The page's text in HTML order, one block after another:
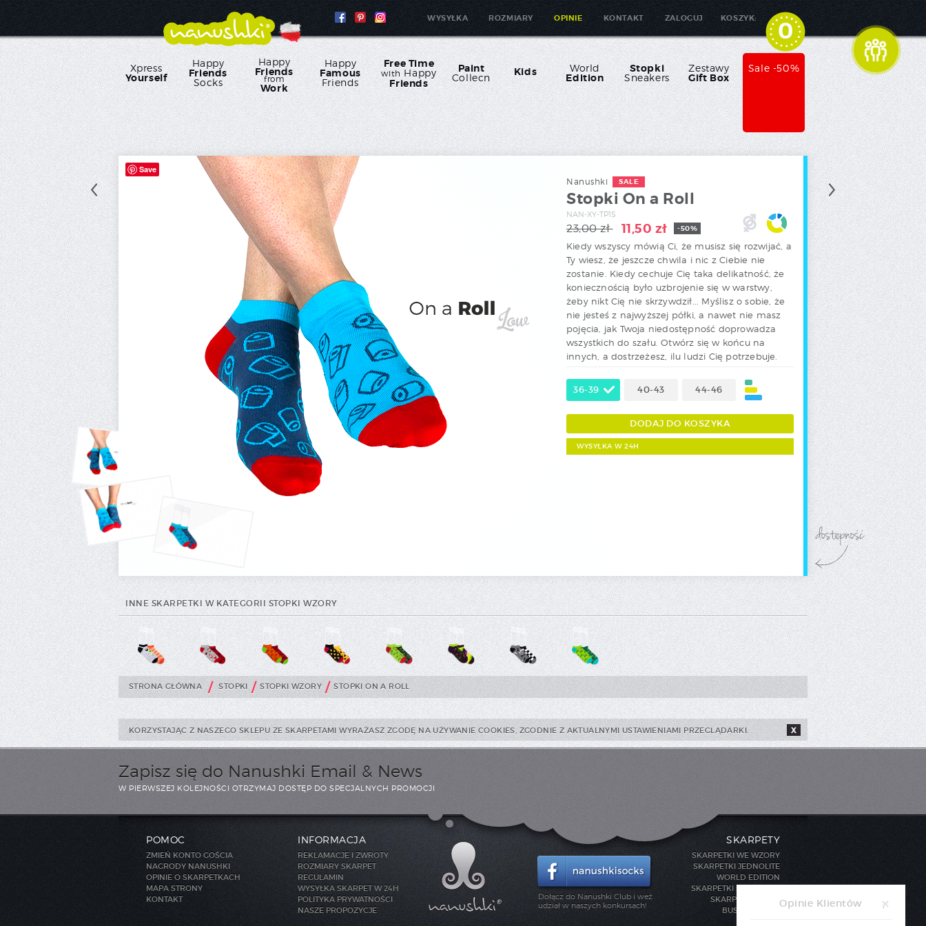
KOSZYK: 0
WYSYŁKA ROZMIARY OPINIE KONTAKT ZALOGUJ
Xpress
Yourself
Happy
Friends
Socks
Happy
Friends
from
Work
Happy
Famous
Friends
Free Time
withHappy
Friends
Paint
Collecn Kids World
Edition
Stopki
Sneakers
Zestawy
Gift Box
Sale -50%
Save
Nanushki
SALE
Stopki On a Roll
NAN-XY-TP1S
23,00 zł 11,50 zł -50%
Kiedy wszyscy mówią Ci, że musisz się rozwijać, a
Ty wiesz, że jeszcze chwila i nic z Ciebie nie
zostanie. Kiedy cechuje Cię taka delikatność, że
koniecznością było uzbrojenie się w warstwy,
żeby nikt Cię nie skrzywdził... Myślisz o sobie, że
nie jesteś z najwyższej półki, a nawet nie masz
pojęcia, jak Twoja niedostępność doprowadza
wszystkich do szału. Otwórz się w końcu na
innych, a dostrzeżesz, ilu ludzi Cię potrzebuje.
36-39 40-43 44-46
WYSYŁKA W 24H
Brak nagrody za ten
produkt, ponieważ jest on
już w promocji.
INNE SKARPETKI W KATEGORII STOPKI WZORY
STRONA GŁÓWNA / STOPKI / STOPKI WZORY / STOPKI ON A ROLL
KORZYSTAJĄC Z NASZEGO SKLEPU ZE SKARPETAMI WYRAŻASZ ZGODĘ NA UŻYWANIE COOKIES, ZGODNIE Z AKTUALNYMI USTAWIENIAMI PRZEGLĄDARKI. X
Zapisz się do Nanushki Email & News
W PIERWSZEJ KOLEJNOŚCI OTRZYMAJ DOSTĘP DO SPECJALNYCH PROMOCJI
POMOC
ZMIEŃ KONTO GOŚCIA
NAGRODY NANUSHKI
OPINIE O SKARPETKACH
MAPA STRONY
KONTAKT
INFORMACJA
REKLAMACJE I ZWROTY
ROZMIARY SKARPET
REGULAMIN
WYSYŁKA SKARPET W 24H
POLITYKA PRYWATNOŚCI
NASZE PROPOZYCJE
SKARPETY
SKARPETKI WE WZORY
SKARPETKI JEDNOLITE
WORLD EDITION
SKARPETKI SPORTOWE
SKARPETY STOPKI
BUSINESS LINE
Dołącz do Nanushki Club i weź
udział w naszych konkursach!
Opinie Klientów